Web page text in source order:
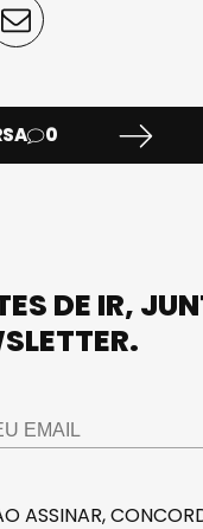
0
DE IR,
ASSINAR,